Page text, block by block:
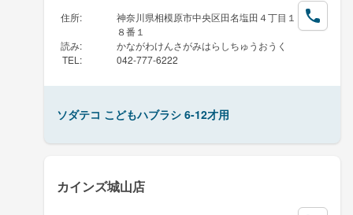
住所:
神奈川県相模原市中央区田名塩田４丁目１
８番１
読み:
かながわけんさがみはらしちゅうおうく
TEL : 042-777-6222
ソダテコ こどもハブラシ 6-12才用
カインズ城山店